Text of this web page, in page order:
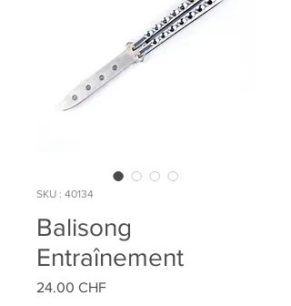
SKU : 40134
Balisong
Entraînement
24.00 CHFPrix